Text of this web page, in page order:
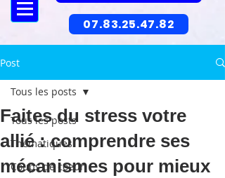
07.83.25.47.82
Post
Tous les posts
Thématiques
Coups de coeur
Tous les posts
Faites du stress votre
allié : comprendre ses
mécanismes pour mieux